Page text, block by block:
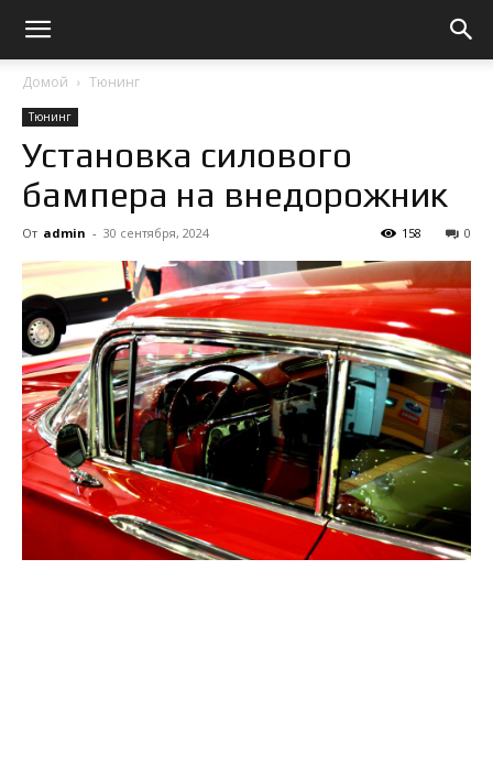
Домой Тюнинг
Тюнинг
Установка силового
бампера на внедорожник
От admin - 30 сентября, 2024 0
158